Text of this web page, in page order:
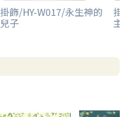
掛飾/HY-W017/永生神的
兒子
掛
主